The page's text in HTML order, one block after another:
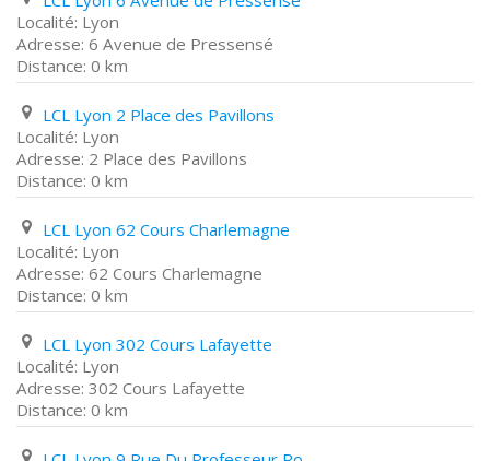
Lyon
6 Avenue de Pressensé
0 km
LCL Lyon 2 Place des Pavillons
Lyon
2 Place des Pavillons
0 km
LCL Lyon 62 Cours Charlemagne
Lyon
62 Cours Charlemagne
0 km
LCL Lyon 302 Cours Lafayette
Lyon
302 Cours Lafayette
0 km